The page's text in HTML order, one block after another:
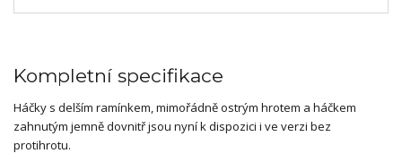
Kompletní specifikace
Háčky s delším ramínkem, mimořádně ostrým hrotem a háčkem
zahnutým jemně dovnitř jsou nyní k dispozici i ve verzi bez
protihrotu.